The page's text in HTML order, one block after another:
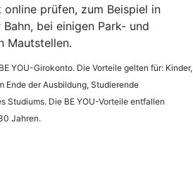
prüfen, zum Beispiel in
bei einigen Park- und
Mautstellen.
YOU-Girokonto. Die Vorteile gelten für: Kinder,
Ende der Ausbildung, Studierende
Studiums. Die BE YOU-Vorteile entfallen
Jahren.